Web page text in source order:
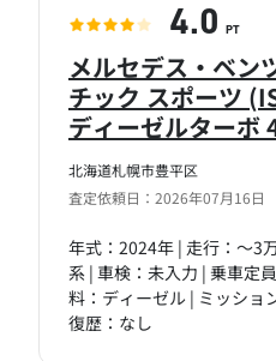
北海道札幌市豊平区
査定依頼日：2026年07月16日
メルセデス・ベン
チック スポーツ
ディーゼルターボ
年式：2024年 | 走行：～3
系 | 車検：未入力 | 乗車定
料：ディーゼル | ミッショ
復歴：なし
4.0 PT